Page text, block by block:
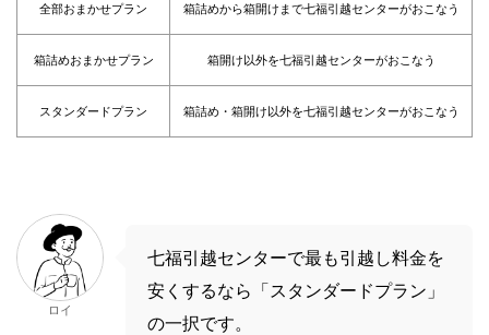
全部おまかせプラン 箱詰めから箱開けまで七福引越センターがおこなう
箱詰めおまかせプラン 箱開け以外を七福引越センターがおこなう
スタンダードプラン 箱詰め・箱開け以外を七福引越センターがおこなう
ロイ
七福引越センターで最も引越し料金を
安くするなら「スタンダードプラン」
の一択です。